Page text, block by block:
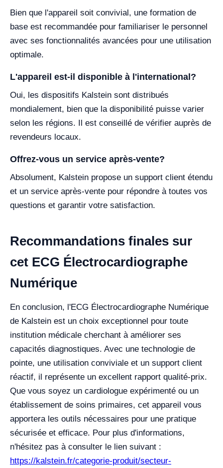
Bien que l'appareil soit convivial, une formation de
base est recommandée pour familiariser le personnel
avec ses fonctionnalités avancées pour une utilisation
optimale.
L'appareil est-il disponible à l'international?
Oui, les dispositifs Kalstein sont distribués
mondialement, bien que la disponibilité puisse varier
selon les régions. Il est conseillé de vérifier auprès de
revendeurs locaux.
Offrez-vous un service après-vente?
Absolument, Kalstein propose un support client étendu
et un service après-vente pour répondre à toutes vos
questions et garantir votre satisfaction.
Recommandations finales sur
cet ECG Électrocardiographe
Numérique
En conclusion, l'ECG Électrocardiographe Numérique
de Kalstein est un choix exceptionnel pour toute
institution médicale cherchant à améliorer ses
capacités diagnostiques. Avec une technologie de
pointe, une utilisation conviviale et un support client
réactif, il représente un excellent rapport qualité-prix.
Que vous soyez un cardiologue expérimenté ou un
établissement de soins primaires, cet appareil vous
apportera les outils nécessaires pour une pratique
sécurisée et efficace. Pour plus d'informations,
n'hésitez pas à consulter le lien suivant :
https://kalstein.fr/categorie-produit/secteur-